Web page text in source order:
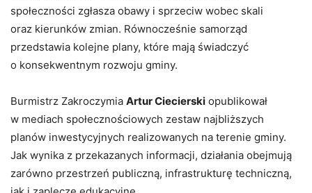
społeczności zgłasza obawy i sprzeciw wobec skali
oraz kierunków zmian. Równocześnie samorząd
przedstawia kolejne plany, które mają świadczyć
o konsekwentnym rozwoju gminy.
Burmistrz Zakroczymia Artur Ciecierski opublikował
w mediach społecznościowych zestaw najbliższych
planów inwestycyjnych realizowanych na terenie gminy.
Jak wynika z przekazanych informacji, działania obejmują
zarówno przestrzeń publiczną, infrastrukturę techniczną,